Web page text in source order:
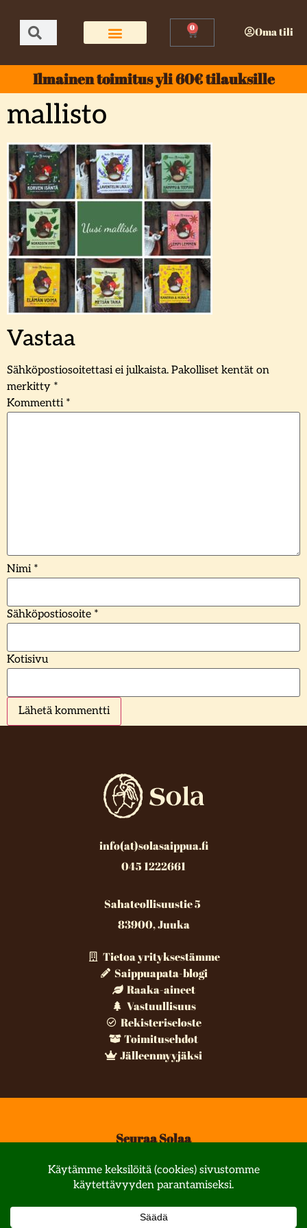
0 Oma tili
Ilmainen toimitus yli 60€ tilauksille
mallisto
Vastaa
Sähköpostiosoitettasi ei julkaista. Pakolliset kentät on
merkitty *
Kommentti *
Nimi *
Sähköpostiosoite *
Kotisivu
info(at)solasaippua.fi
045 1222661
Sahateollisuustie 5
83900, Juuka
Tietoa yrityksestämme
Saippuapata-blogi
Raaka-aineet
Vastuullisuus
Rekisteriseloste
Toimitusehdot
Jälleenmyyjäksi
Seuraa Solaa